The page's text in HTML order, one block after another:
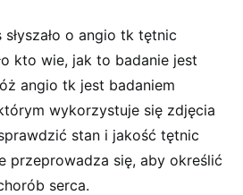
o angio tk tętnic
kto wie, jak to badanie jest
angio tk jest badaniem
wykorzystuje się zdjęcia
stan i jakość tętnic
przeprowadza się, aby określić
serca.